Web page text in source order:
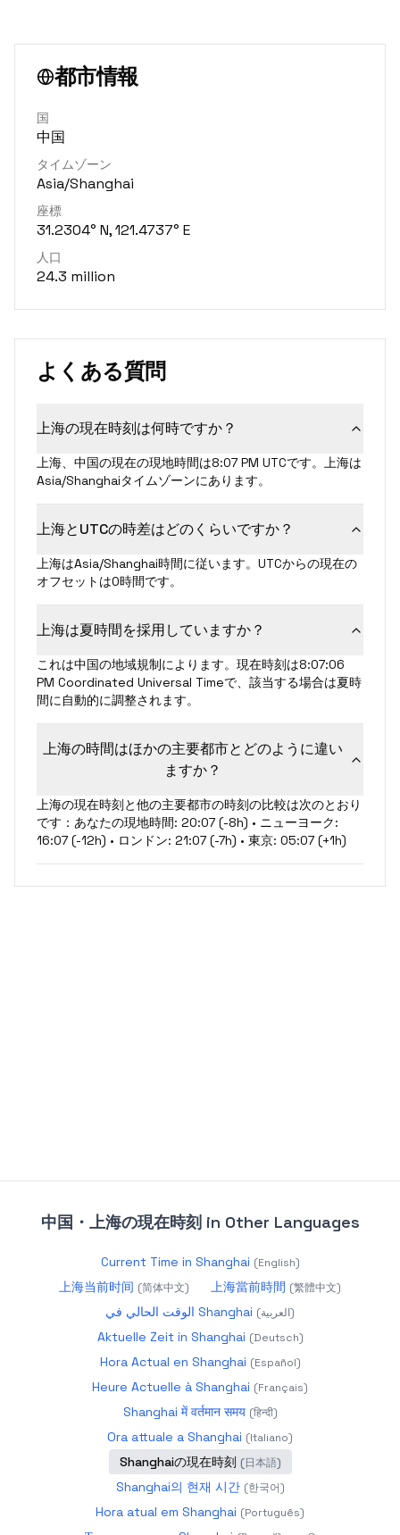
都市情報
国
中国
タイムゾーン
Asia/Shanghai
座標
31.2304° N, 121.4737° E
人口
24.3 million
よくある質問
上海の現在時刻は何時ですか？
上海、中国の現在の現地時間は8:07 PM UTCです。上海は
Asia/Shanghaiタイムゾーンにあります。
上海とUTCの時差はどのくらいですか？
上海はAsia/Shanghai時間に従います。UTCからの現在の
オフセットは0時間です。
上海は夏時間を採用していますか？
これは中国の地域規制によります。現在時刻は8:07:06
PM Coordinated Universal Timeで、該当する場合は夏時
間に自動的に調整されます。
上海の時間はほかの主要都市とどのように違い
ますか？
上海の現在時刻と他の主要都市の時刻の比較は次のとおり
です：あなたの現地時間: 20:07 (-8h) • ニューヨーク:
16:07 (-12h) • ロンドン: 21:07 (-7h) • 東京: 05:07 (+1h)
中国・上海の現在時刻 in Other Languages
Current Time in Shanghai (English)
上海当前时间 (简体中文) 上海當前時間 (繁體中文)
الوقت الحالي في Shanghai (العربية)
Aktuelle Zeit in Shanghai (Deutsch)
Hora Actual en Shanghai (Español)
Heure Actuelle à Shanghai (Français)
Shanghai में वर्तमान समय (हिन्दी)
Ora attuale a Shanghai (Italiano)
Shanghaiの現在時刻 (日本語)
Shanghai의 현재 시간 (한국어)
Hora atual em Shanghai (Português)